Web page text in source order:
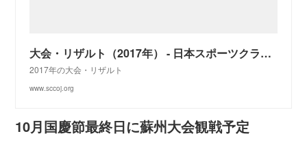
大会・リザルト（2017年） - 日本スポーツクライミングカウンシル
2017年の大会・リザルト
www.sccoj.org
10月国慶節最終日に蘇州大会観戦予定